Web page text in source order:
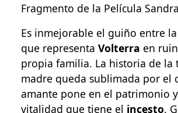
Fragmento de la Película Sandra
Es inmejorable el guiño entre
que representa Volterra en
propia familia. La historia de la
madre queda sublimada por el
amante pone en el patrimonio
vitalidad que tiene el incesto.